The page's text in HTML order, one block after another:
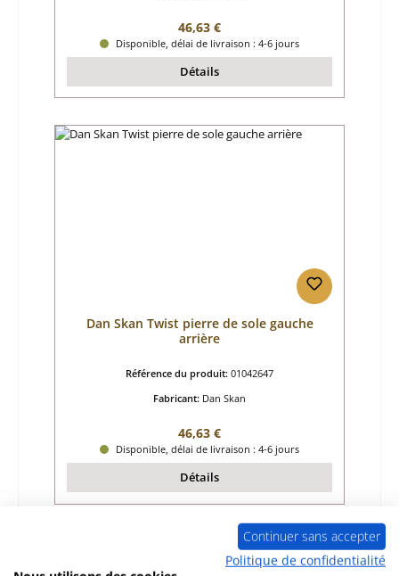
Prix régulier :
46,63 €
Disponible, délai de livraison : 4-6 jours
Détails
Dan Skan Twist pierre de sole gauche
arrière
Référence du produit: 01042647
Fabricant: Dan Skan
Prix régulier :
46,63 €
Disponible, délai de livraison : 4-6 jours
Détails
Continuer sans accepter
Politique de confidentialité